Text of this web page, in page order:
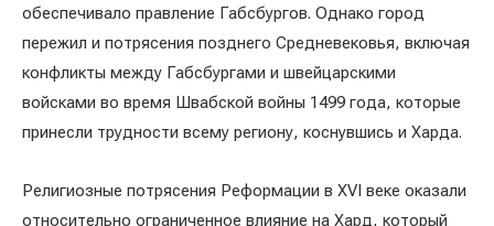
обеспечивало правление Габсбургов. Однако город
пережил и потрясения позднего Средневековья, включая
конфликты между Габсбургами и швейцарскими
войсками во время Швабской войны 1499 года, которые
принесли трудности всему региону, коснувшись и Харда.
Религиозные потрясения Реформации в XVI веке оказали
относительно ограниченное влияние на Хард, который